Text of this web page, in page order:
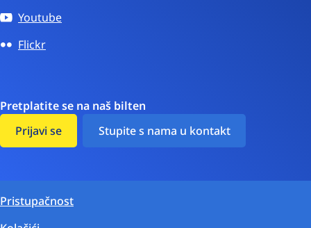
Youtube
Flickr
Pretplatite se na naš bilten
Prijavi se
Stupite s nama u kontakt
Pristupačnost